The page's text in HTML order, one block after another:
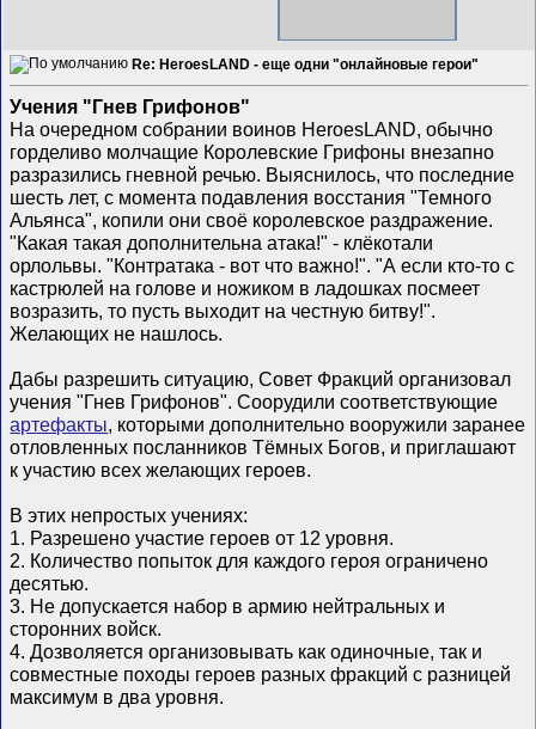
Re: HeroesLAND - еще одни "онлайновые герои"
Учения "Гнев Грифонов"
На очередном собрании воинов HeroesLAND, обычно
горделиво молчащие Королевские Грифоны внезапно
разразились гневной речью. Выяснилось, что последние
шесть лет, с момента подавления восстания "Темного
Альянса", копили они своё королевское раздражение.
"Какая такая дополнительна атака!" - клёкотали
орлольвы. "Контратака - вот что важно!". "А если кто-то с
кастрюлей на голове и ножиком в ладошках посмеет
возразить, то пусть выходит на честную битву!".
Желающих не нашлось.
Дабы разрешить ситуацию, Совет Фракций организовал
учения "Гнев Грифонов". Соорудили соответствующие
артефакты, которыми дополнительно вооружили заранее
отловленных посланников Тёмных Богов, и приглашают
к участию всех желающих героев.
В этих непростых учениях:
1. Разрешено участие героев от 12 уровня.
2. Количество попыток для каждого героя ограничено
десятью.
3. Не допускается набор в армию нейтральных и
сторонних войск.
4. Дозволяется организовывать как одиночные, так и
совместные походы героев разных фракций с разницей
максимум в два уровня.